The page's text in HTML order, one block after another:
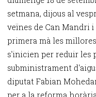
setmana, dijous al
veïnes de Can Mandri
primera mà les
s'inicien per reduir les
subministrament
diputat Fabian
per a la reforma